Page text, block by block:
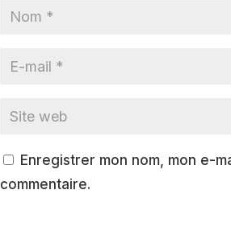
Enregistrer mon nom, mon e-
commentaire.